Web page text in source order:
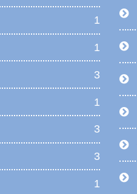
1
1
3
1
3
3
1